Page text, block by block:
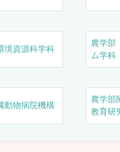
資源科学科
農学
ム学科
動物病院機構
農学部
教育研